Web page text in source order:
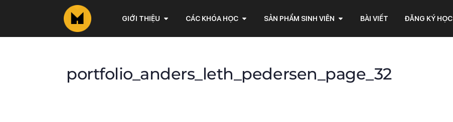
GIỚI THIỆU CÁC KHÓA HỌC SẢN PHẨM SINH VIÊN BÀI VIẾT ĐĂNG KÝ HỌC
portfolio_anders_leth_pedersen_page_32